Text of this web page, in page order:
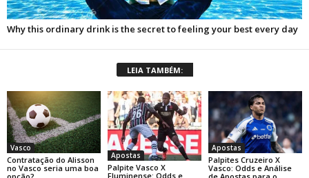
LEIA TAMBÉM:
Vasco
Contratação do Alisson
no Vasco seria uma boa
Apostas
Palpite Vasco X
Fluminense: Odds e
Apostas
Palpites Cruzeiro X
Vasco: Odds e Análise